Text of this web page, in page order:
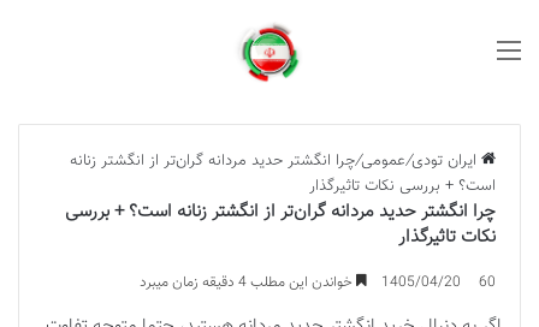
ایران تودی/عمومی/چرا انگشتر حدید مردانه گران‌تر از انگشتر زنانه
است؟ + بررسی نکات تاثیرگذار
چرا انگشتر حدید مردانه گران‌تر از انگشتر زنانه است؟ + بررسی
نکات تاثیرگذار
1405/04/20 60 خواندن این مطلب 4 دقیقه زمان میبرد